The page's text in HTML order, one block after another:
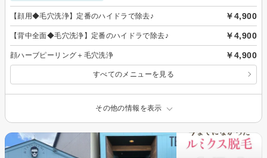
【顔用◆毛穴洗浄】定番のハイドラで除去♪ ￥4,900
【背中全面◆毛穴洗浄】定番のハイドラで除去♪ ￥4,900
顔ハーブピーリング＋毛穴洗浄 ￥4,900
すべてのメニューを見る
その他の情報を表示